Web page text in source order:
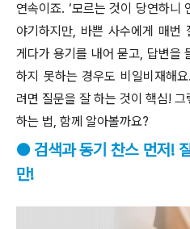
연속이죠. ‘모르는 것이 당연하니
야기하지만, 바쁜 사수에게 매번
게다가 용기를 내어 묻고, 답변을
하지 못하는 경우도 비일비재해
려면 질문을 잘 하는 것이 핵심!
하는 법, 함께 알아볼까요?
● 검색과 동기 찬스 먼저!
만!